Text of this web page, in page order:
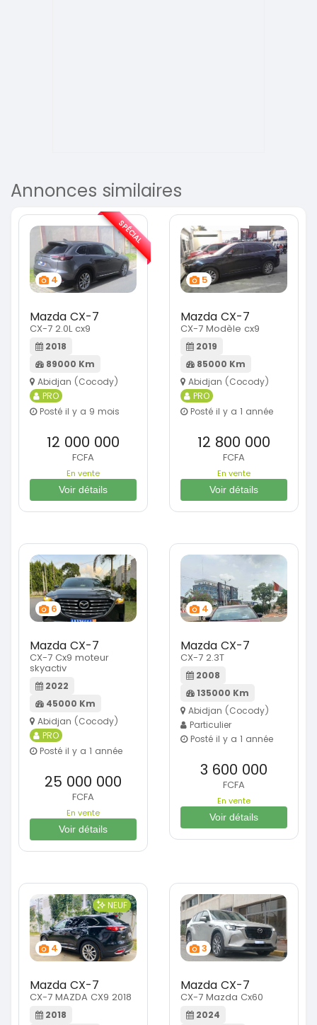
Annonces similaires
4
Mazda CX-7
CX-7 2.0L cx9
2018
89000 Km
Abidjan (Cocody)
PRO
Posté il y a 9 mois
12 000 000
FCFA
En vente
Voir détails
SPÉCIAL
5
Mazda CX-7
CX-7 Modèle cx9
2019
85000 Km
Abidjan (Cocody)
PRO
Posté il y a 1 année
12 800 000
FCFA
En vente
Voir détails
6
Mazda CX-7
CX-7 Cx9 moteur
skyactiv
2022
45000 Km
Abidjan (Cocody)
PRO
Posté il y a 1 année
25 000 000
FCFA
En vente
Voir détails
4
Mazda CX-7
CX-7 2.3T
2008
135000 Km
Abidjan (Cocody)
Particulier
Posté il y a 1 année
3 600 000
FCFA
En vente
Voir détails
4
NEUF
Mazda CX-7
CX-7 MAZDA CX9 2018
2018
3
Mazda CX-7
CX-7 Mazda Cx60
2024